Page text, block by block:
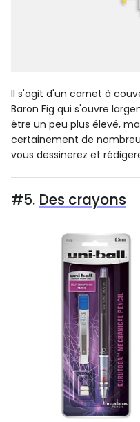
Il s'agit d'un carnet à
Baron Fig qui s'ouvre
être un peu plus élevé,
certainement de
vous dessinerez et
#5. Des crayons